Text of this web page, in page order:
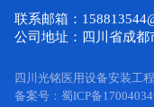
联系邮箱：
公司地址：四川省成
四川光铭医用设备安装工
备案号：蜀ICP备